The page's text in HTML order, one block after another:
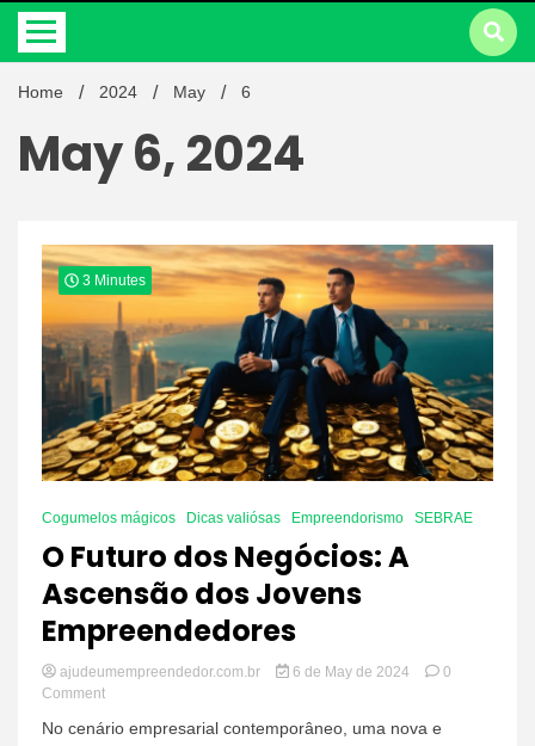
Home 2024 May 6
May 6, 2024
3 Minutes
Cogumelos mágicos Dicas valiósas Empreendorismo SEBRAE
O Futuro dos Negócios: A
Ascensão dos Jovens
Empreendedores
ajudeumempreendedor.com.br 6 de May de 2024
0
Commenton
Futuro
No cenário empresarial contemporâneo, uma nova e